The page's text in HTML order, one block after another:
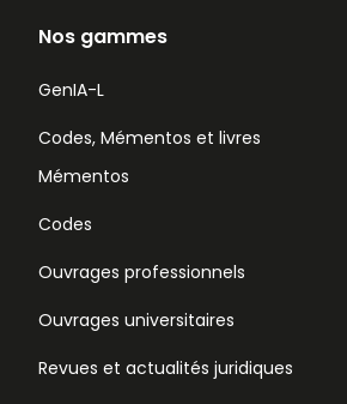
Nos gammes
GenIA-L
Codes, Mémentos et livres
Mémentos
Codes
Ouvrages professionnels
Ouvrages universitaires
Revues et actualités juridiques